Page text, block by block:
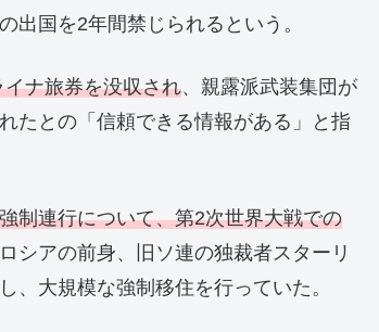
出国を2年間禁じられるという。
ナ旅券を没収され、親露派武装集団が
たとの「信頼できる情報がある」と指
制連行について、第2次世界大戦での
シアの前身、旧ソ連の独裁者スターリ
、大規模な強制移住を行っていた。